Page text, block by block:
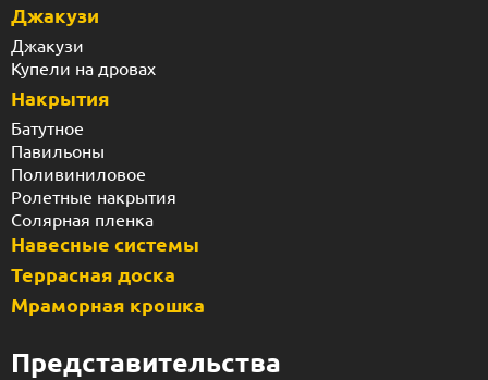
Джакузи
Джакузи
Купели на дровах
Накрытия
Батутное
Павильоны
Поливиниловое
Ролетные накрытия
Солярная пленка
Навесные системы
Террасная доска
Мраморная крошка
Представительства